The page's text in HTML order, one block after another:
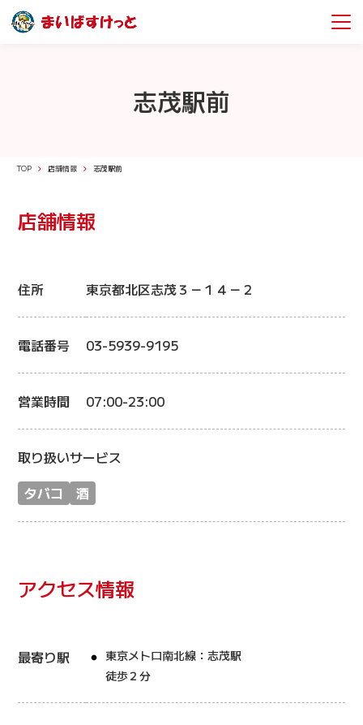
志茂駅前
TOP 店舗情報 志茂駅前
店舗情報
住所 東京都北区志茂３－１４－２
電話番号 03-5939-9195
営業時間 07:00-23:00
取り扱いサービス
タバコ
酒
アクセス情報
最寄り駅
東京メトロ南北線：志茂駅
徒歩２分